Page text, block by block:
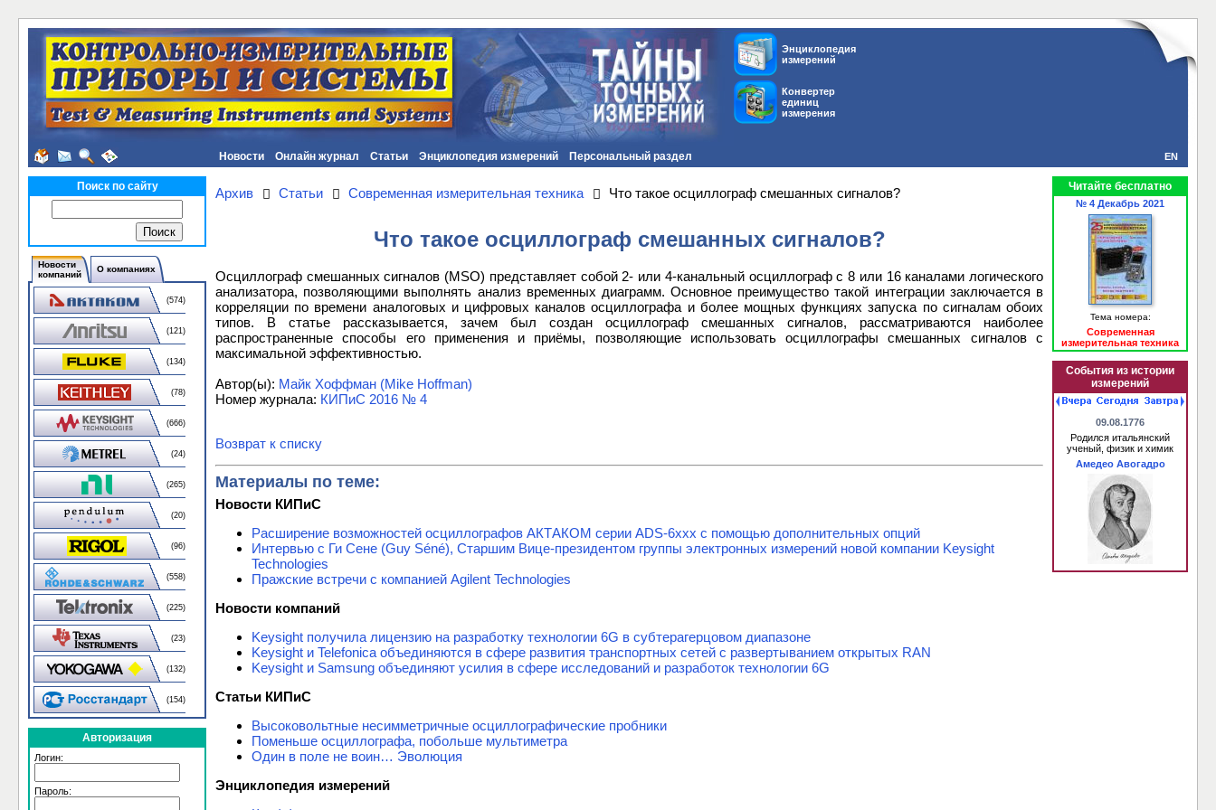
Энциклопедия
измерений
Конвертер
единиц
измерения
Новости Онлайн журнал Статьи Энциклопедия измерений Персональный раздел EN
Поиск по сайту
Новости
компаний
О компаниях
(574)
(121)
(134)
(78)
(666)
(24)
(265)
(20)
(96)
(558)
(225)
(23)
(132)
(154)
Авторизация
Логин:
Пароль:
Архив Статьи Современная измерительная техника Что такое осциллограф смешанных сигналов?
Что такое осциллограф смешанных сигналов?
Осциллограф смешанных сигналов (MSO) представляет собой 2- или 4-канальный осциллограф с 8 или 16 каналами логического
анализатора, позволяющими выполнять анализ временных диаграмм. Основное преимущество такой интеграции заключается в
корреляции по времени аналоговых и цифровых каналов осциллографа и более мощных функциях запуска по сигналам обоих
типов. В статье рассказывается, зачем был создан осциллограф смешанных сигналов, рассматриваются наиболее
распространенные способы его применения и приёмы, позволяющие использовать осциллографы смешанных сигналов с
максимальной эффективностью.
Автор(ы): Майк Хоффман (Mike Hoffman)
Номер журнала: КИПиС 2016 № 4
Возврат к списку
Материалы по теме:
Новости КИПиС
Расширение возможностей осциллографов АКТАКОМ серии ADS-6ххх с помощью дополнительных опций
Интервью с Ги Сене (Guy Séné), Старшим Вице-президентом группы электронных измерений новой компании Keysight
Technologies
Пражские встречи с компанией Agilent Technologies
Новости компаний
Keysight получила лицензию на разработку технологии 6G в субтерагерцовом диапазоне
Keysight и Telefonica объединяются в сфере развития транспортных сетей с развертыванием открытых RAN
Keysight и Samsung объединяют усилия в сфере исследований и разработок технологии 6G
Статьи КИПиС
Высоковольтные несимметричные осциллографические пробники
Поменьше осциллографа, побольше мультиметра
Один в поле не воин… Эволюция
Энциклопедия измерений
Читайте бесплатно
№ 4 Декабрь 2021
Тема номера:
Современная
измерительная техника
События из истории
измерений
09.08.1776
Родился итальянский
ученый, физик и химик
Амедео Авогадро